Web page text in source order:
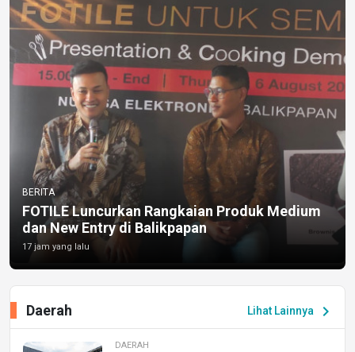
BERITA
FOTILE Luncurkan Rangkaian Produk Medium
dan New Entry di Balikpapan
17 jam yang lalu
Lihat Lainnya chevron_right
Daerah
DAERAH